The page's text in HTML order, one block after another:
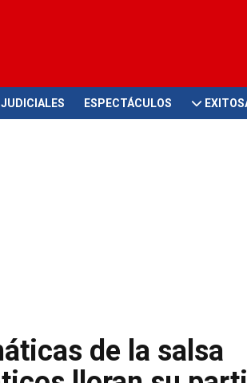
JUDICIALES ESPECTÁCULOS
de la salsa